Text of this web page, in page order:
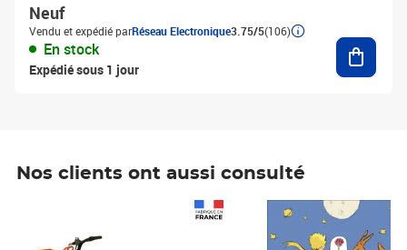
Neuf
Vendu et expédié parRéseau Electronique3.75/5(106)
En stock
Expédié sous 1 jour
Nos clients ont aussi consulté
Prix 7,50€